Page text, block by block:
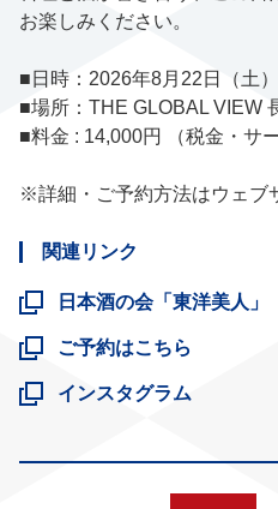
お楽しみください。
■日時：2026年8月22日（土
■場所：THE GLOBAL VIEW
■料金 : 14,000円 （税金・サ
※詳細・ご予約方法はウェブ
関連リンク
日本酒の会「東洋美人」
ご予約はこちら
インスタグラム